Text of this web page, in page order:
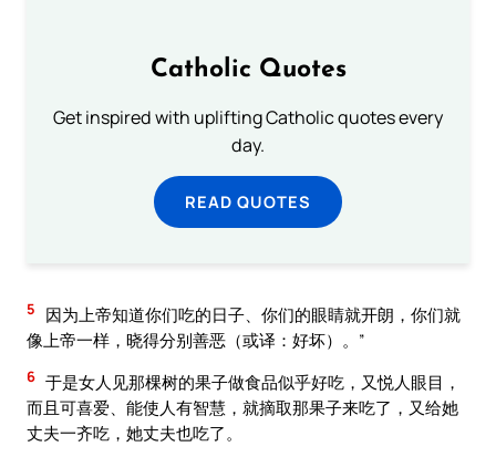
Catholic Quotes
Get inspired with uplifting Catholic quotes every
day.
READ QUOTES
5
因为上帝知道你们吃的日子、你们的眼睛就开朗，你们就
像上帝一样，晓得分别善恶（或译：好坏）。”
6 于是女人见那棵树的果子做食品似乎好吃，又悦人眼目，
而且可喜爱、能使人有智慧，就摘取那果子来吃了，又给她
丈夫一齐吃，她丈夫也吃了。